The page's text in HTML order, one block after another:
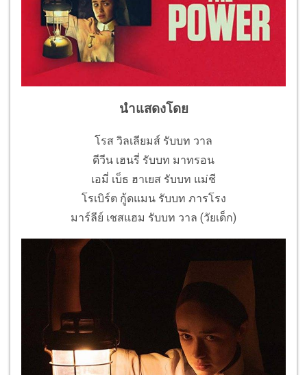
นำแสดงโดย
โรส วิลเลียมส์ รับบท วาล
ดีวีน เฮนรี่ รับบท มาทรอน
เอมี่ เบ็ธ ฮาเยส รับบท แม่ชี
โรเบิร์ต กู้ดแมน รับบท ภารโรง
มาร์ลีย์ เชสแฮม รับบท วาล (วัยเด็ก)